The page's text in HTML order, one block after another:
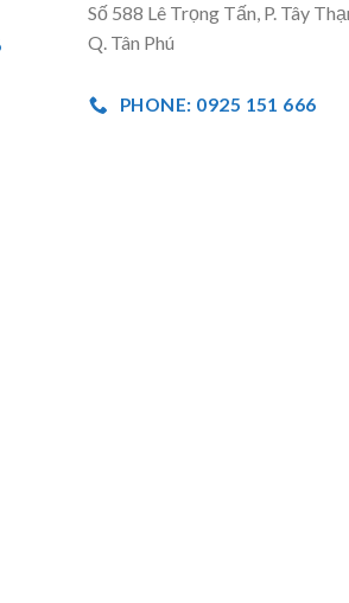
Số 588 Lê Trọng Tấn, P. Tây
Q. Tân Phú
PHONE: 0925 151 666